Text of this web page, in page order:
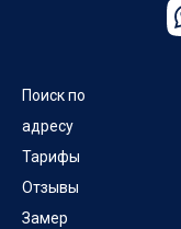
Поиск по
адресу
Тарифы
Отзывы
Замер